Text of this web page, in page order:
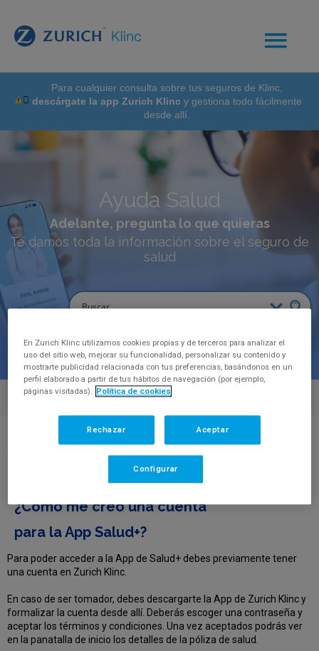
Para cualquier consulta sobre tus seguros de Klinc,
descárgate la app Zurich Klinc y gestiona todo fácilmente
desde allí.
Ayuda Salud
Adelante, pregunta lo que quieras
Te damos toda la información sobre el seguro de
salud
¿Cómo me creo una cuenta
para la App Salud+?
Para poder acceder a la App de Salud+ debes previamente tener
una cuenta en Zurich Klinc.
En caso de ser tomador, debes descargarte la App de Zurich Klinc y
formalizar la cuenta desde allí. Deberás escoger una contraseña y
aceptar los términos y condiciones. Una vez aceptados podrás ver
en la panatalla de inicio los detalles de la póliza de salud.
En Zurich Klinc utilizamos cookies propias y de terceros para analizar el
uso del sitio web, mejorar su funcionalidad, personalizar su contenido y
mostrarte publicidad relacionada con tus preferencias, basándonos en un
perfil elaborado a partir de tus hábitos de navegación (por ejemplo,
páginas visitadas). Política de cookies
Rechazar Aceptar
Configurar